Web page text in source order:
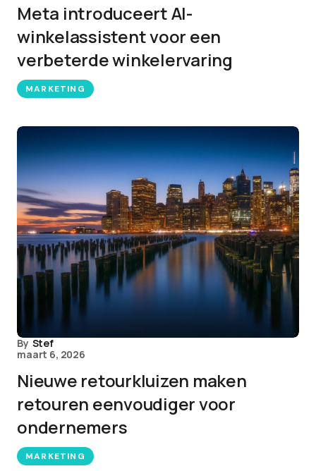
Meta introduceert AI-
winkelassistent voor een
verbeterde winkelervaring
MARKETING
By Stef
maart 6, 2026
Nieuwe retourkluizen maken
retouren eenvoudiger voor
ondernemers
MARKETING